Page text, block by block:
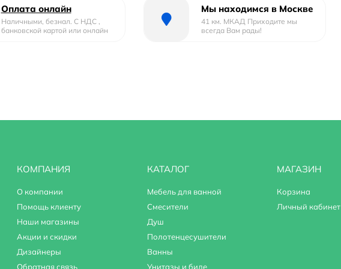
Оплата онлайн
Наличными, безнал. С НДС ,
банковской картой или онлайн
Мы находимся в Москве
41 км. МКАД Приходите мы
всегда Вам рады!
КОМПАНИЯ
О компании
Помощь клиенту
Наши магазины
Акции и скидки
Дизайнеры
Обратная связь
КАТАЛОГ
Мебель для ванной
Смесители
Душ
Полотенцесушители
Ванны
Унитазы и биде
МАГАЗИН
Корзина
Личный кабинет